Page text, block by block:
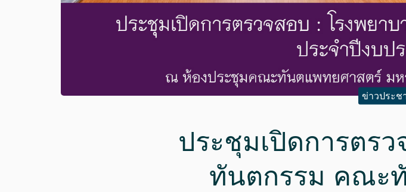
ข่าวประช
ประชุมเปิดการตร
ทันตกรรม คณะ